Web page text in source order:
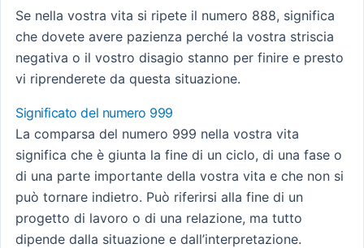
Se nella vostra vita si ripete il numero 888, significa
che dovete avere pazienza perché la vostra striscia
negativa o il vostro disagio stanno per finire e presto
vi riprenderete da questa situazione.
Significato del numero 999
La comparsa del numero 999 nella vostra vita
significa che è giunta la fine di un ciclo, di una fase o
di una parte importante della vostra vita e che non si
può tornare indietro. Può riferirsi alla fine di un
progetto di lavoro o di una relazione, ma tutto
dipende dalla situazione e dall’interpretazione.